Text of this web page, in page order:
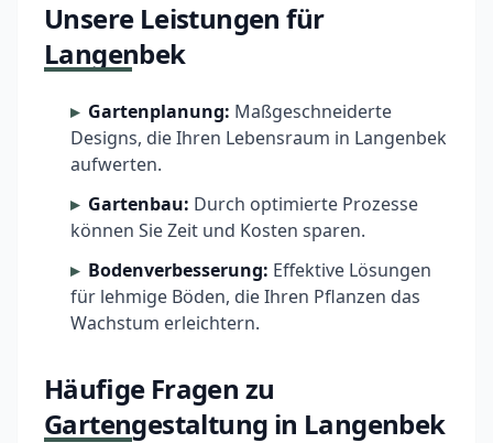
Unsere Leistungen für
Langenbek
Gartenplanung: Maßgeschneiderte
Designs, die Ihren Lebensraum in Langenbek
aufwerten.
Gartenbau: Durch optimierte Prozesse
können Sie Zeit und Kosten sparen.
Bodenverbesserung: Effektive Lösungen
für lehmige Böden, die Ihren Pflanzen das
Wachstum erleichtern.
Häufige Fragen zu
Gartengestaltung in Langenbek